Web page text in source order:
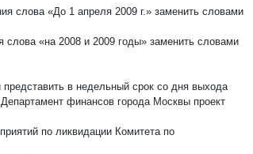
слова «До 1 апреля 2009 г.» заменить словами
слова «на 2008 и 2009 годы» заменить словами
в недельный срок со дня выхода
финансов города Москвы проект
по ликвидации Комитета по